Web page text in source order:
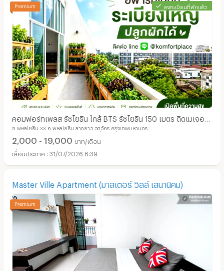
ลงทะเบียนที่พักแล้ว
คอมฟอร์ทเพลส รัชโยธิน ใกล้ BTS รัชโยธิน 150 เมตร ติดเมเจอร์
รัชโยธิน มีห้องระเบียงใหญ่ ปลูกผักได้
ซ.พหลโยธิน 33 ถ.พหลโยธิน ลาดยาว จตุจักร กรุงเทพมหานคร
2,000 - 19,000 บาท/เดือน
31/07/2026 6:39
Master Ville Apartment (มาสเตอร์ วิลล์ เสนานิคม)